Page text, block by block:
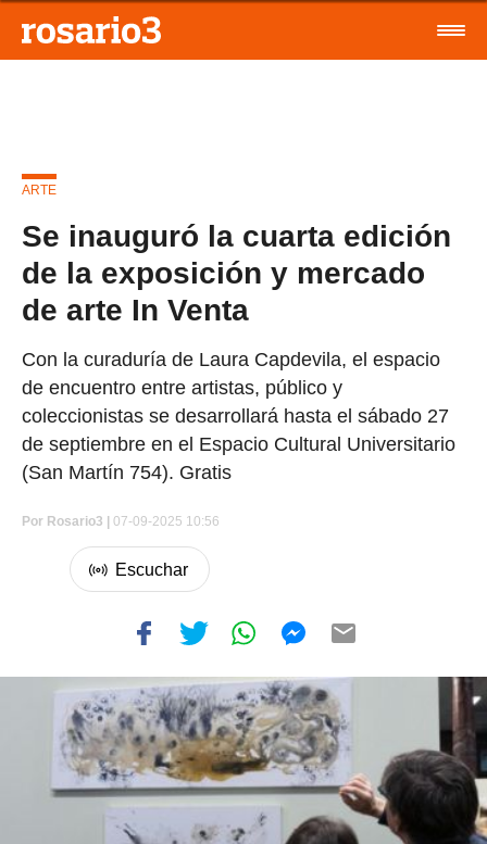
ARTE
Se inauguró la cuarta edición
de la exposición y mercado
de arte In Venta
Con la curaduría de Laura Capdevila, el espacio
de encuentro entre artistas, público y
coleccionistas se desarrollará hasta el sábado 27
de septiembre en el Espacio Cultural Universitario
(San Martín 754). Gratis
Por Rosario3 | 07-09-2025 10:56